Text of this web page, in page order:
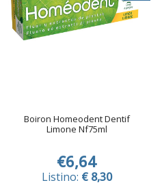
Boiron Homeodent Dentif
Limone Nf75ml
€6,64
Listino: € 8,30